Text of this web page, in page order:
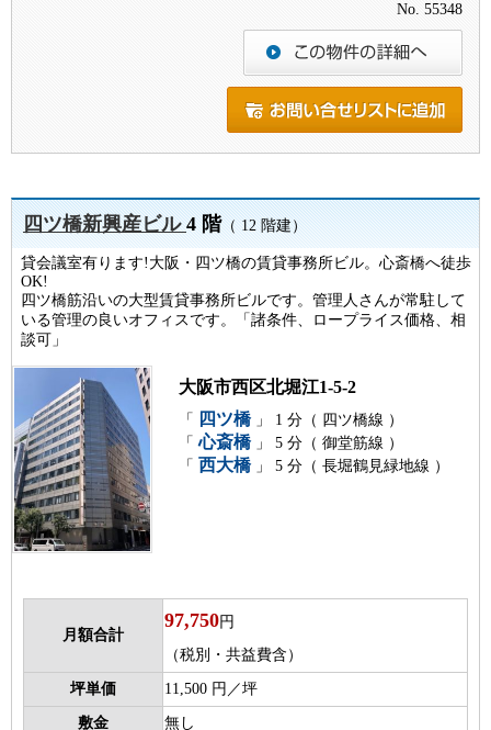
No. 55348
四ツ橋新興産ビル4 階（ 12 階建）
貸会議室有ります!大阪・四ツ橋の賃貸事務所ビル。心斎橋へ徒歩
OK!
四ツ橋筋沿いの大型賃貸事務所ビルです。管理人さんが常駐して
いる管理の良いオフィスです。「諸条件、ロープライス価格、相
談可」
大阪市西区北堀江1-5-2
「 四ツ橋 」 1 分（ 四ツ橋線 ）
「 心斎橋 」 5 分（ 御堂筋線 ）
「 西大橋 」 5 分（ 長堀鶴見緑地線 ）
月額合計
97,750円
（税別・共益費含）
坪単価 11,500 円／坪
敷金 無し